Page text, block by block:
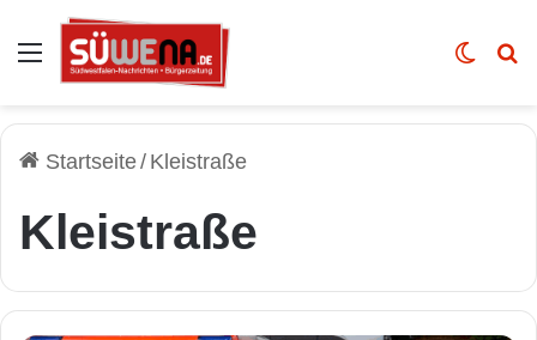
Auswahl Skin
Startseite/ Kleistraße
Kleistraße